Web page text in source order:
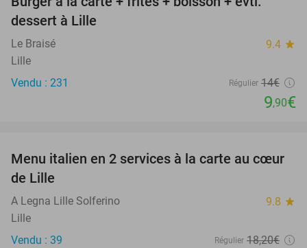
dessert à Lille
Le Braisé 9.4 star
Lille
Vendu : 231
Régulier 14€
9,90€
29%
Menu italien en 2 services à la carte au cœur
de Lille
A Legna Lille Solferino 9.8 star
Lille
Vendu : 39
Régulier 18,20€